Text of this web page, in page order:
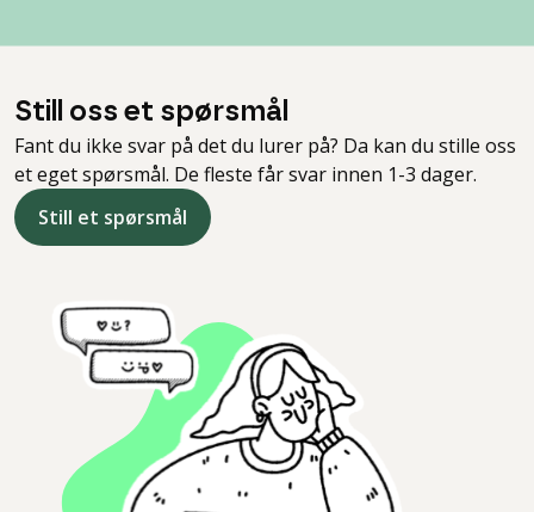
Still oss et spørsmål
Fant du ikke svar på det du lurer på? Da kan du stille oss
et eget spørsmål. De fleste får svar innen 1-3 dager.
Still et spørsmål